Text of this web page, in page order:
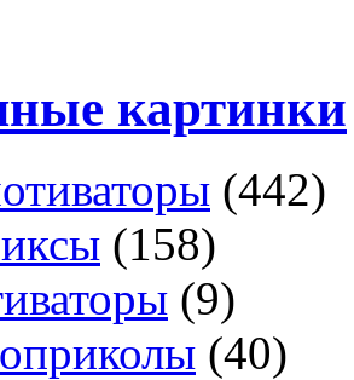
картинки
(442)
(158)
(9)
(40)